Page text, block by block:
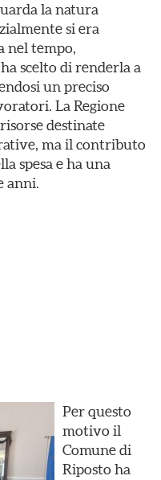
la natura
si era
nel tempo,
scelto di renderla a
un preciso
La Regione
destinate
ma il contributo
spesa e ha una
anni.
Per questo
motivo il
Comune di
Riposto ha